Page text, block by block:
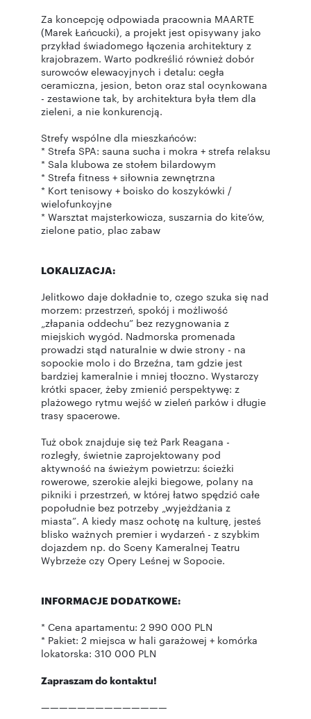
Za koncepcję odpowiada pracownia MAARTE
(Marek Łańcucki), a projekt jest opisywany jako
przykład świadomego łączenia architektury z
krajobrazem. Warto podkreślić również dobór
surowców elewacyjnych i detalu: cegła
ceramiczna, jesion, beton oraz stal ocynkowana
- zestawione tak, by architektura była tłem dla
zieleni, a nie konkurencją.
Strefy wspólne dla mieszkańców:
* Strefa SPA: sauna sucha i mokra + strefa relaksu
* Sala klubowa ze stołem bilardowym
* Strefa fitness + siłownia zewnętrzna
* Kort tenisowy + boisko do koszykówki /
wielofunkcyjne
* Warsztat majsterkowicza, suszarnia do kite’ów,
zielone patio, plac zabaw
LOKALIZACJA:
Jelitkowo daje dokładnie to, czego szuka się nad
morzem: przestrzeń, spokój i możliwość
„złapania oddechu” bez rezygnowania z
miejskich wygód. Nadmorska promenada
prowadzi stąd naturalnie w dwie strony - na
sopockie molo i do Brzeźna, tam gdzie jest
bardziej kameralnie i mniej tłoczno. Wystarczy
krótki spacer, żeby zmienić perspektywę: z
plażowego rytmu wejść w zieleń parków i długie
trasy spacerowe.
Tuż obok znajduje się też Park Reagana -
rozległy, świetnie zaprojektowany pod
aktywność na świeżym powietrzu: ścieżki
rowerowe, szerokie alejki biegowe, polany na
pikniki i przestrzeń, w której łatwo spędzić całe
popołudnie bez potrzeby „wyjeżdżania z
miasta”. A kiedy masz ochotę na kulturę, jesteś
blisko ważnych premier i wydarzeń - z szybkim
dojazdem np. do Sceny Kameralnej Teatru
Wybrzeże czy Opery Leśnej w Sopocie.
INFORMACJE DODATKOWE:
* Cena apartamentu: 2 990 000 PLN
* Pakiet: 2 miejsca w hali garażowej + komórka
lokatorska: 310 000 PLN
Zapraszam do kontaktu!
——————————————